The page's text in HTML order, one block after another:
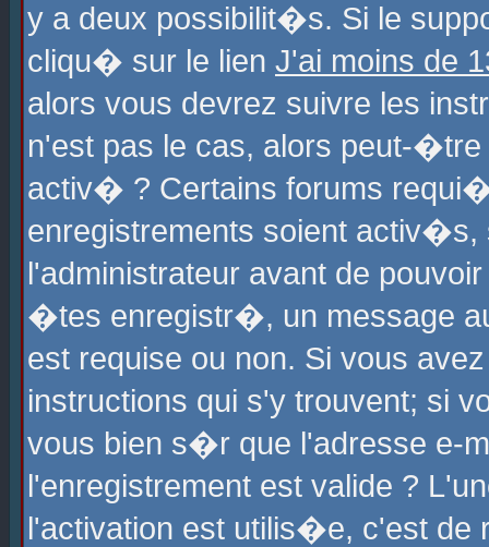
y a deux possibilit�s. Si le
cliqu� sur le lien J'ai moins de
alors vous devrez suivre les
n'est pas le cas, alors peut-
activ� ? Certains forums
enregistrements soient
l'administrateur avant de
�tes enregistr�, un message
est requise ou non. Si vous
instructions qui s'y trouvent; si
vous bien s�r que l'adresse e-
l'enregistrement est valide ?
l'activation est utilis�e, c'est